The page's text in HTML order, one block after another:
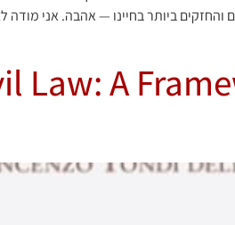
והחזקים ביותר בחיינו — אהבה. אני
Law: A